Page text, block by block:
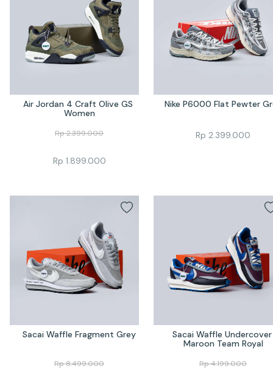
Air Jordan 4 Craft Olive GS
Women
Rp2.399.000
Rp 1.899.000
Nike P6000 Flat Pewter
Rp 2.399.000
Sacai Waffle Fragment Grey
Rp8.499.000
Sacai Waffle Undercover
Maroon Team Royal
Rp4.199.000